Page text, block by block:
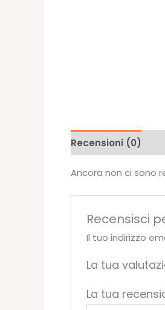
Recensioni (0)
Ancora non ci sono
Recensisci
Il tuo indirizzo
La tua
La tua